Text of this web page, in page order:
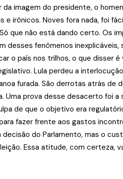
imagem do presidente, o
irônicos. Noves fora nada, foi
que não está dando certo. Os
fenômenos inexplicáveis,
o país nos trilhos, o que disser
Lula perdeu a
furada. São derrotas atrás de
prova desse desacerto foi a
de que o objetivo era
fazer frente aos gastos
decisão do Parlamento, mas o
Essa atitude, com certeza,